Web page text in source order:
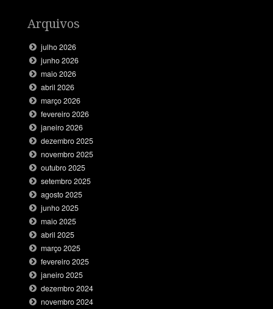
Arquivos
julho 2026
junho 2026
maio 2026
abril 2026
março 2026
fevereiro 2026
janeiro 2026
dezembro 2025
novembro 2025
outubro 2025
setembro 2025
agosto 2025
junho 2025
maio 2025
abril 2025
março 2025
fevereiro 2025
janeiro 2025
dezembro 2024
novembro 2024